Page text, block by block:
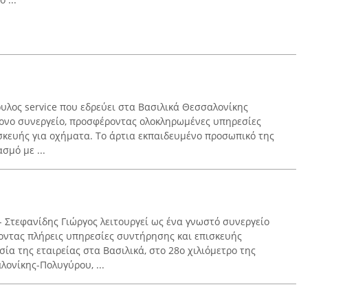
service που εδρεύει στα Βασιλικά Θεσσαλονίκης
συνεργείο, προσφέροντας ολοκληρωμένες υπηρεσίες
για οχήματα. Το άρτια εκπαιδευμένο προσωπικό της
με ...
Γιώργος λειτουργεί ως ένα γνωστό συνεργείο
πλήρεις υπηρεσίες συντήρησης και επισκευής
της εταιρείας στα Βασιλικά, στο 28ο χιλιόμετρο της
Πολυγύρου, ...